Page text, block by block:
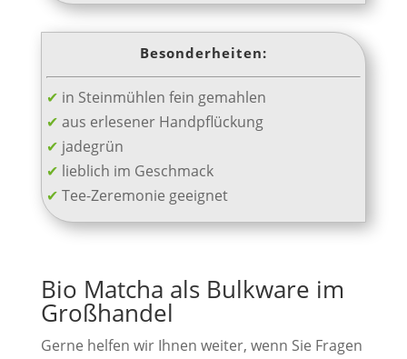
Besonderheiten:
✔ in Steinmühlen fein gemahlen
✔ aus erlesener Handpflückung
✔ jadegrün
✔ lieblich im Geschmack
✔ Tee-Zeremonie geeignet
Bio Matcha als Bulkware im
Großhandel
Gerne helfen wir Ihnen weiter, wenn Sie Fragen